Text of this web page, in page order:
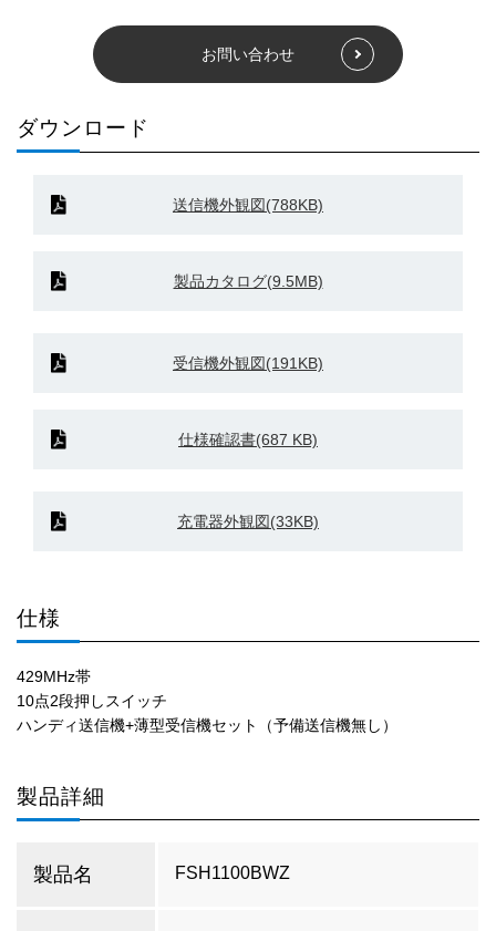
お問い合わせ
ダウンロード
送信機外観図(788KB)
製品カタログ(9.5MB)
受信機外観図(191KB)
仕様確認書(687 KB)
充電器外観図(33KB)
仕様
429MHz帯
10点2段押しスイッチ
ハンディ送信機+薄型受信機セット（予備送信機無し）
製品詳細
製品名 FSH1100BWZ